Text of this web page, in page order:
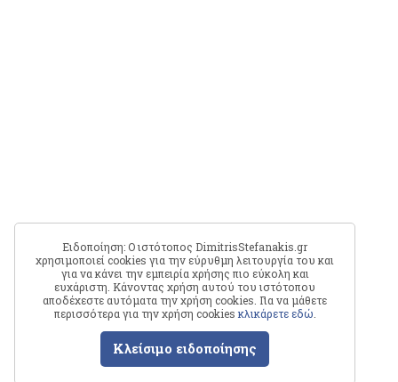
Ειδοποίηση: Ο ιστότοπος DimitrisStefanakis.gr
χρησιμοποιεί cookies για την εύρυθμη λειτουργία του και
για να κάνει την εμπειρία χρήσης πιο εύκολη και
ευχάριστη. Κάνοντας χρήση αυτού του ιστότοπου
αποδέχεστε αυτόματα την χρήση cookies. Για να μάθετε
περισσότερα για την χρήση cookies κλικάρετε εδώ.
Κλείσιμο ειδοποίησης